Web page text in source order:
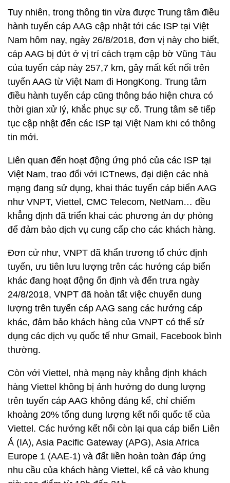
Tuy nhiên, trong thông tin vừa được Trung tâm điều
hành tuyến cáp AAG cập nhật tới các ISP tại Việt
Nam hôm nay, ngày 26/8/2018, đơn vị này cho biết,
cáp AAG bị đứt ở vị trí cách trạm cập bờ Vũng Tàu
của tuyến cáp này 257,7 km, gây mất kết nối trên
tuyến AAG từ Việt Nam đi HongKong. Trung tâm
điều hành tuyến cáp cũng thông báo hiện chưa có
thời gian xử lý, khắc phục sự cố. Trung tâm sẽ tiếp
tục cập nhật đến các ISP tại Việt Nam khi có thông
tin mới.
Liên quan đến hoạt động ứng phó của các ISP tại
Việt Nam, trao đổi với ICTnews, đại diện các nhà
mạng đang sử dụng, khai thác tuyến cáp biển AAG
như VNPT, Viettel, CMC Telecom, NetNam… đều
khẳng định đã triển khai các phương án dự phòng
để đảm bảo dịch vụ cung cấp cho các khách hàng.
Đơn cử như, VNPT đã khẩn trương tổ chức định
tuyến, ưu tiên lưu lượng trên các hướng cáp biển
khác đang hoạt động ổn định và đến trưa ngày
24/8/2018, VNPT đã hoàn tất việc chuyển dung
lượng trên tuyến cáp AAG sang các hướng cáp
khác, đảm bảo khách hàng của VNPT có thể sử
dụng các dịch vụ quốc tế như Gmail, Facebook bình
thường.
Còn với Viettel, nhà mạng này khẳng định khách
hàng Viettel không bị ảnh hưởng do dung lượng
trên tuyến cáp AAG không đáng kể, chỉ chiếm
khoảng 20% tổng dung lượng kết nối quốc tế của
Viettel. Các hướng kết nối còn lại qua cáp biển Liên
Á (IA), Asia Pacific Gateway (APG), Asia Africa
Europe 1 (AAE-1) và đất liền hoàn toàn đáp ứng
nhu cầu của khách hàng Viettel, kể cả vào khung